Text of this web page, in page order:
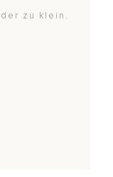
zu klein.